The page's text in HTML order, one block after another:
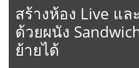
สร้างห้อง Live แ
ด้วยผนัง
ย้ายได้